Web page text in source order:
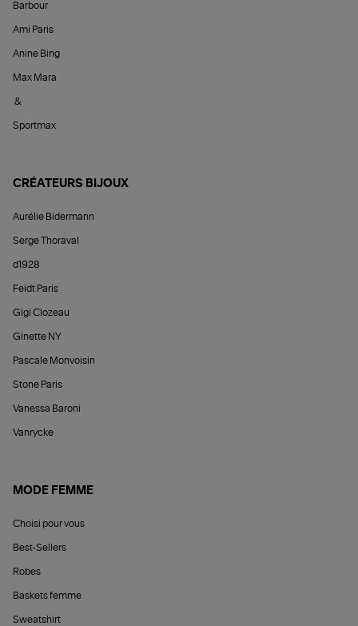
Barbour
Ami Paris
Anine Bing
Max Mara
&
Sportmax
CRÉATEURS BIJOUX
Aurélie Bidermann
Serge Thoraval
d1928
Feidt Paris
Gigi Clozeau
Ginette NY
Pascale Monvoisin
Stone Paris
Vanessa Baroni
Vanrycke
MODE FEMME
Choisi pour vous
Best-Sellers
Robes
Baskets femme
Sweatshirt